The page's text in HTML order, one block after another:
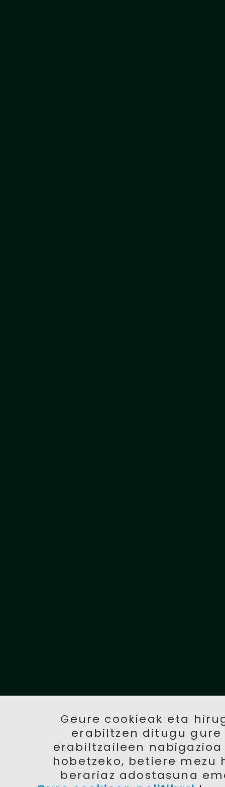
Geure cookieak eta
erabiltzen ditugu gure
erabiltzaileen
hobetzeko, betiere
berariaz adostasuna